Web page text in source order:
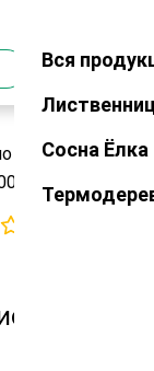
Закрыть
Вся
Сосна Ёлка
Палубная
мм сорт А